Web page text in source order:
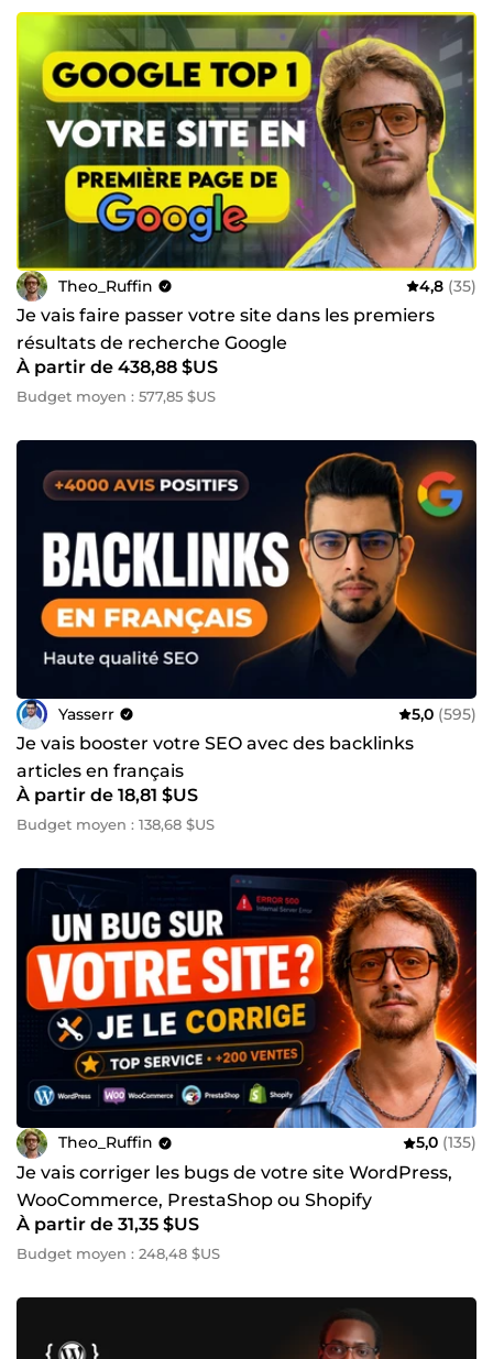
Theo_Ruffin 4,8 (35)
Je vais faire passer votre site dans les premiers
résultats de recherche Google
À partir de 438,88 $US
Budget moyen : 577,85 $US
Yasserr 5,0 (595)
Je vais booster votre SEO avec des backlinks
articles en français
À partir de 18,81 $US
Budget moyen : 138,68 $US
Theo_Ruffin 5,0 (135)
Je vais corriger les bugs de votre site WordPress,
WooCommerce, PrestaShop ou Shopify
À partir de 31,35 $US
Budget moyen : 248,48 $US